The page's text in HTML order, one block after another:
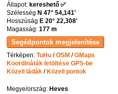
Állapot:kereshető ✅
SzélességN 47° 54,141'
HosszúságE 20° 22,308'
Magasság:177 m
Térképen:TuHu /OSM /GMaps
Koordináták letöltése GPS-be
Közeli ládák /Közeli pontok
Megye/ország:Heves